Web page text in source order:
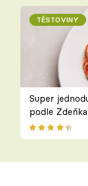
TĚSTOVINY
Super
podle